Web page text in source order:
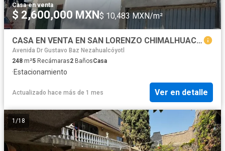
Casa·en venta
$ 2,600,000 MXN$ 10,483 MXN/m²
CASA EN VENTA EN SAN LORENZO CHIMALHUACAN
Avenida Dr Gustavo Baz Nezahualcóyotl
248 m²5 Recámaras2 BañosCasa
·Estacionamiento
Actualizado hace más de 1 mes Ver en detalle
1 /18